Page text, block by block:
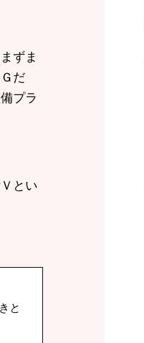
ずま
だ
プラ
とい
と